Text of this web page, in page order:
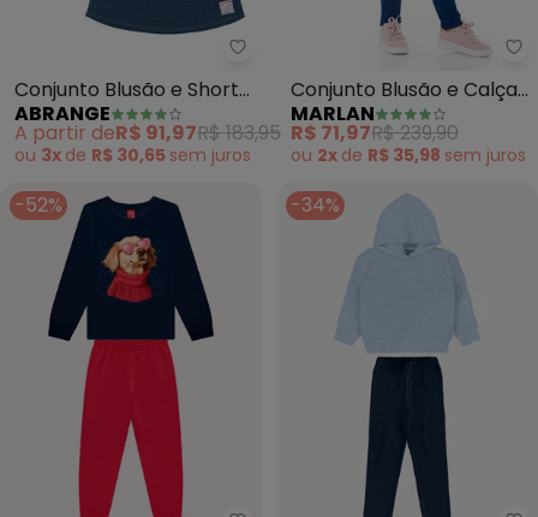
Abrange - Conjunto Blusão e
Conjunto Blusão e Short-
Saia Holográfico (Azul)
ABRANGE
A partir deR$ 91,97R$ 183,95
ou 3x de R$ 30,65 sem juros
Conjunto Blusão e Calça
Molecotton I'M Girl (Azul)
MARLAN
R$ 71,97R$ 239,90
ou 2x de R$ 35,98 sem juros
-52% -34%